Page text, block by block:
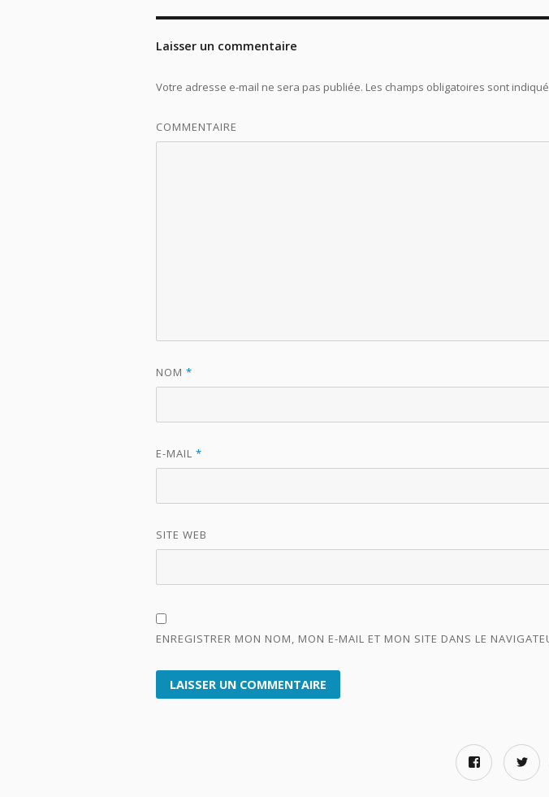
Laisser un commentaire
Votre adresse e-mail ne sera pas publiée. Les champs obligatoires sont
COMMENTAIRE
NOM *
E-MAIL *
SITE WEB
ENREGISTRER MON NOM, MON E-MAIL ET MON SITE DANS LE